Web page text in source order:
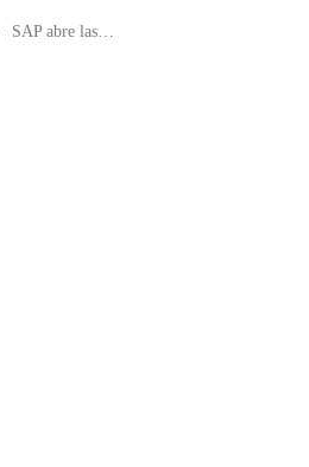
SAP abre las…